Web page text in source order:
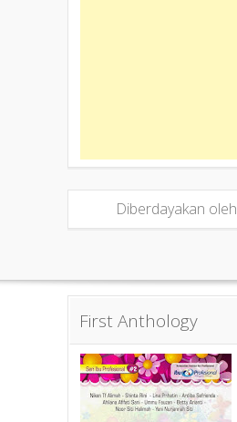
Diberdayakan oleh
First Anthology